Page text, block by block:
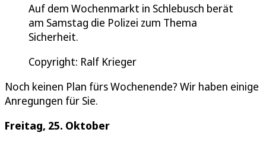
Auf dem Wochenmarkt in Schlebusch berät
am Samstag die Polizei zum Thema
Sicherheit.
Copyright: Ralf Krieger
Noch keinen Plan fürs Wochenende? Wir haben einige
Anregungen für Sie.
Freitag, 25. Oktober